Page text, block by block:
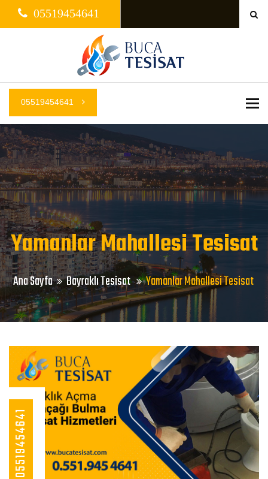
05519454641
05519454641
Yamanlar Mahallesi Tesisat
Ana Sayfa Bayraklı Tesisat Yamanlar Mahallesi Tesisat
05519454641